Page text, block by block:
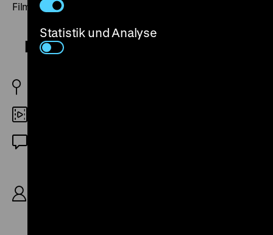
Filmemacher*innen Argentiniens. (pp)
De eso no se habla
Statistik und Analyse